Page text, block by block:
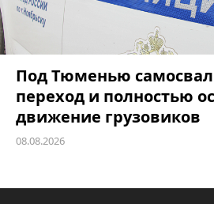
Под Тюменью
переход и полностью
движение грузовиков
08.08.2026